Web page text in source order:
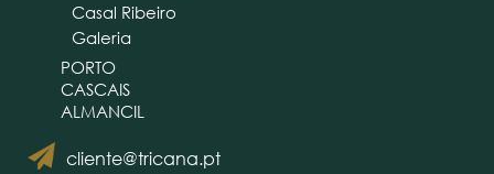
cliente@tricana.pt
Casal Ribeiro
Galeria
PORTO
CASCAIS
ALMANCIL